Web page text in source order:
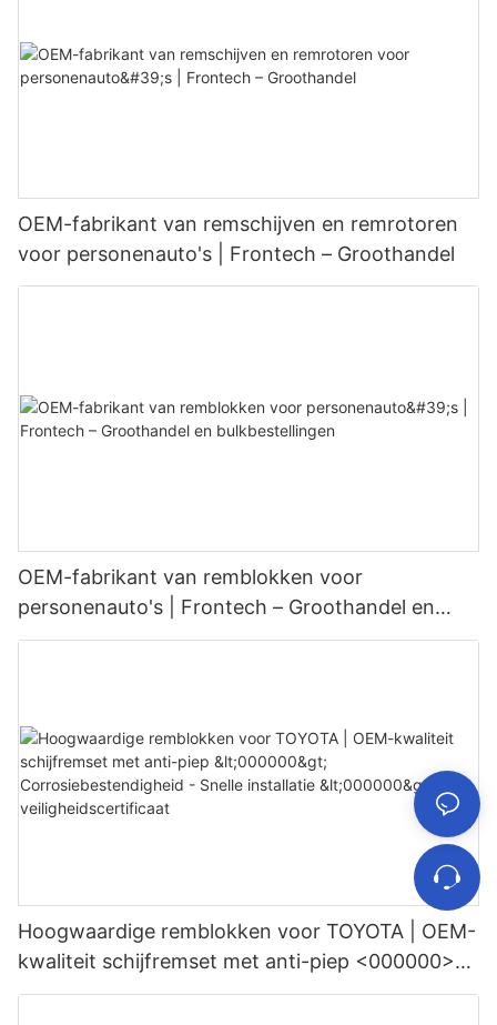
OEM-fabrikant van remschijven en remrotoren
voor personenauto's | Frontech – Groothandel
OEM-fabrikant van remblokken voor
personenauto's | Frontech – Groothandel en
bulkbestellingen
Hoogwaardige remblokken voor TOYOTA | OEM-
kwaliteit schijfremset met anti-piep <000000>
Corrosiebestendigheid - Snelle installatie